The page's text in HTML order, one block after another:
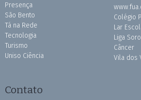
Presença
São Bento
Tá na Rede
Tecnologia
Turismo
Uniso Ciência
Colégio
Lar
Liga
Câncer
Vila dos
Contato